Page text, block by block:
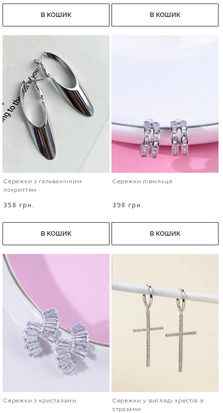
В КОШИК В КОШИК
Сережки з гальванічним
покриттям
358 грн.
В КОШИК
Сережки півкільця
398 грн.
В КОШИК
Сережки з кристалами
Сережки у вигляді хрестів зі
стразами